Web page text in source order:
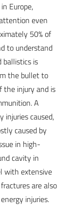
Europe,
even
50% of
to understand
ballistics is
the bullet to
the injury and is
A
injuries caused,
caused by
in high-
cavity in
with extensive
are also
injuries.